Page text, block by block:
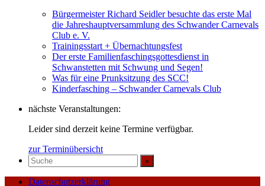
Bürgermeister Richard Seidler besuchte das erste Mal
die Jahreshauptversammlung des Schwander Carnevals
Club e. V.
Trainingsstart + Übernachtungsfest
Der erste Familienfaschingsgottesdienst in
Schwanstetten mit Schwung und Segen!
Was für eine Prunksitzung des SCC!
Kinderfasching – Schwander Carnevals Club
nächste Veranstaltungen:
Leider sind derzeit keine Termine verfügbar.
zur Terminübersicht
Datenschutzerklärung